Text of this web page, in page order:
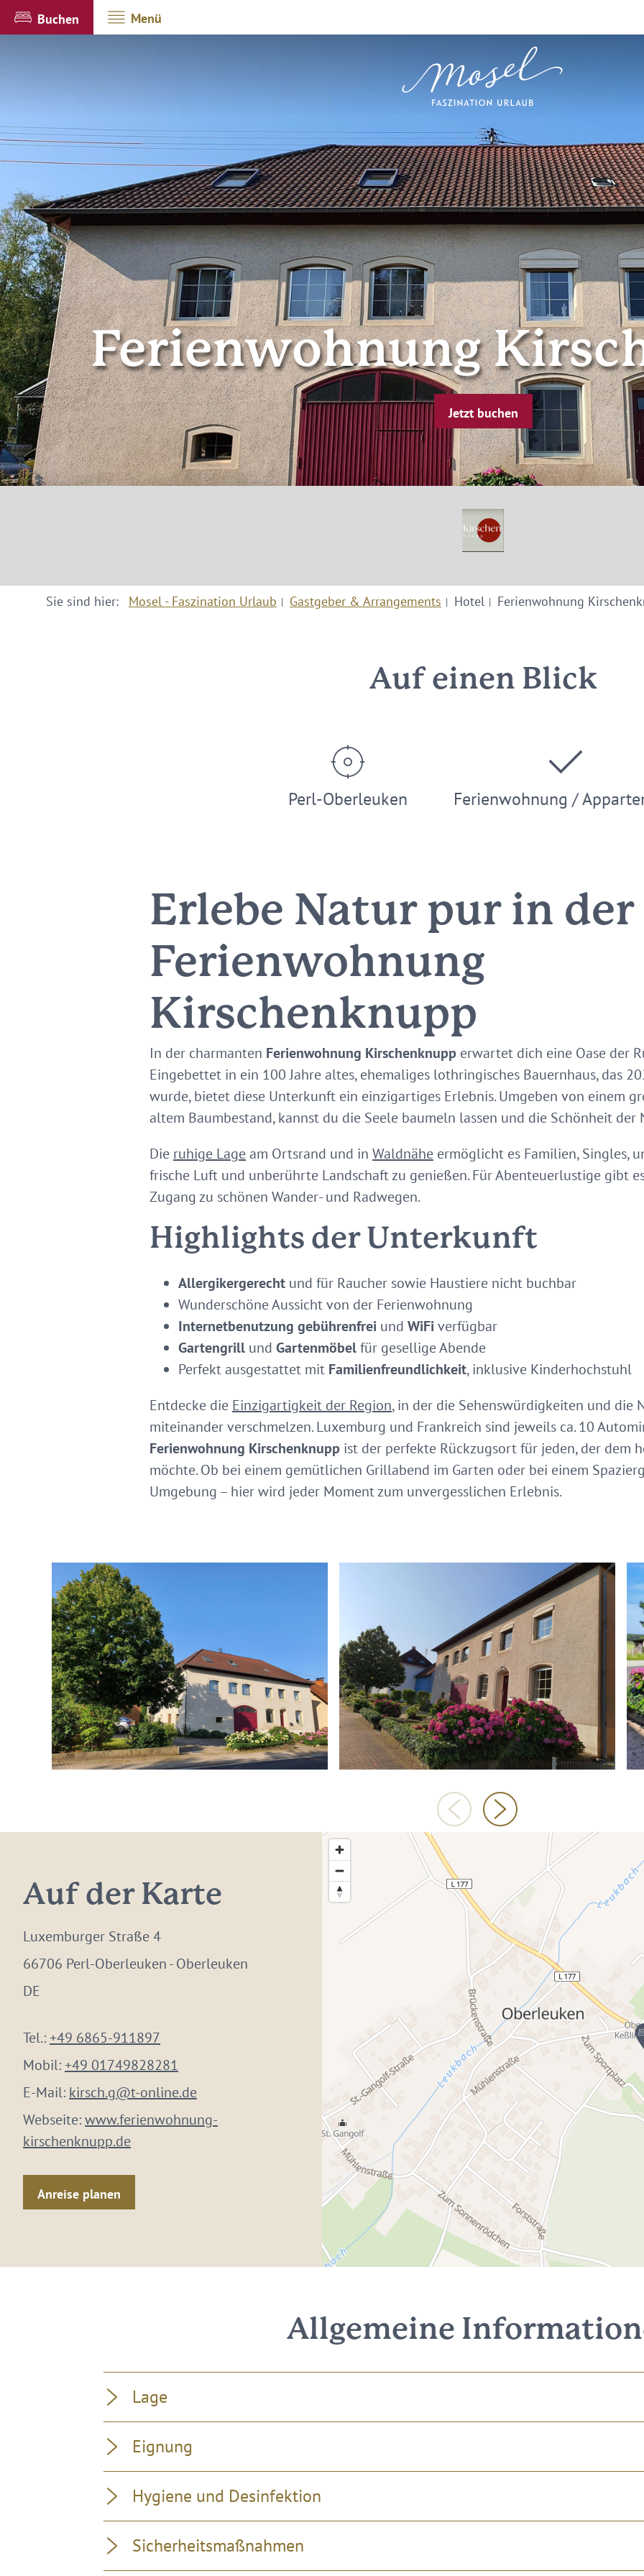
Buchen Menü
Ferienwohnung
Jetzt buchen
Sie sind hier: Mosel - Faszination Urlaub Gastgeber & Arrangements Hotel Ferienwohnung
Auf einen Blick
Perl-Oberleuken Ferienwohnung /
Erlebe Natur pur in der
Ferienwohnung
Kirschenknupp
In der charmanten Ferienwohnung Kirschenknupp erwartet dich eine Oase der
Eingebettet in ein 100 Jahre altes, ehemaliges lothringisches Bauernhaus, das
wurde, bietet diese Unterkunft ein einzigartiges Erlebnis. Umgeben von einem
altem Baumbestand, kannst du die Seele baumeln lassen und die Schönheit der
Die ruhige Lageam Ortsrand und in Waldnähe ermöglicht es Familien, Singles,
frische Luft und unberührte Landschaft zu genießen. Für Abenteuerlustige gibt
Zugang zu schönen Wander- und Radwegen.
Highlights der Unterkunft
Allergikergerecht und für Raucher sowie Haustiere nicht buchbar
Wunderschöne Aussicht von der Ferienwohnung
Internetbenutzung gebührenfrei und WiFiverfügbar
Gartengrill und Gartenmöbelfür gesellige Abende
Perfekt ausgestattet mit Familienfreundlichkeit, inklusive Kinderhochstuhl
Entdecke die Einzigartigkeit der Region, in der die Sehenswürdigkeiten und die
miteinander verschmelzen. Luxemburg und Frankreich sind jeweils ca. 10
Ferienwohnung Kirschenknupp ist der perfekte Rückzugsort für jeden, der dem
möchte. Ob bei einem gemütlichen Grillabend im Garten oder bei einem
Umgebung – hier wird jeder Moment zum unvergesslichen Erlebnis.
Auf der Karte
Luxemburger Straße 4
66706 Perl-Oberleuken - Oberleuken
DE
Tel.:+49 6865-911897
Mobil:+49 01749828281
E-Mail: kirsch.g@t-online.de
Webseite:www.ferienwohnung-
kirschenknupp.de
Anreise planen
Allgemeine
Lage
Eignung
Hygiene und Desinfektion
Sicherheitsmaßnahmen